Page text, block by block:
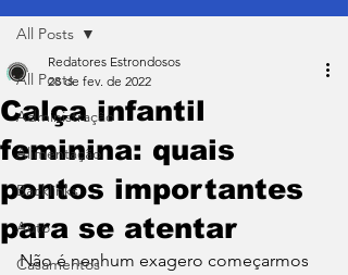
All Posts
Administração
Alimentação
Backlinks
Auto
Casamentos
All Posts
Calça infantil
feminina: quais
pontos importantes
para se atentar
Redatores Estrondosos
28 de fev. de 2022
Não é nenhum exagero começarmos